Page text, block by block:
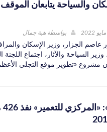
والسياحة يتابعان
بواسطة هبة جمال
عاصم الجزار، وزير الإسكان
وزير السياحة والآثار، اجتماع
مشروع «تطوير موقع التجلي